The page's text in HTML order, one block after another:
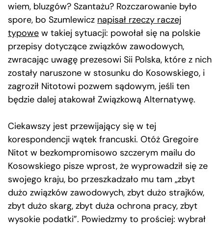
wiem, bluzgów? Szantażu? Rozczarowanie było
spore, bo Szumlewicz napisał rzeczy raczej
typowe w takiej sytuacji: powołał się na polskie
przepisy dotyczące związków zawodowych,
zwracając uwagę prezesowi Sii Polska, które z nich
zostały naruszone w stosunku do Kosowskiego, i
zagroził Nitotowi pozwem sądowym, jeśli ten
będzie dalej atakował Związkową Alternatywę.
Ciekawszy jest przewijający się w tej
korespondencji wątek francuski. Otóż Gregoire
Nitot w bezkompromisowo szczerym mailu do
Kosowskiego pisze wprost, że wyprowadził się ze
swojego kraju, bo przeszkadzało mu tam „zbyt
dużo związków zawodowych, zbyt dużo strajków,
zbyt dużo skarg, zbyt duża ochrona pracy, zbyt
wysokie podatki”. Powiedzmy to prościej: wybrał